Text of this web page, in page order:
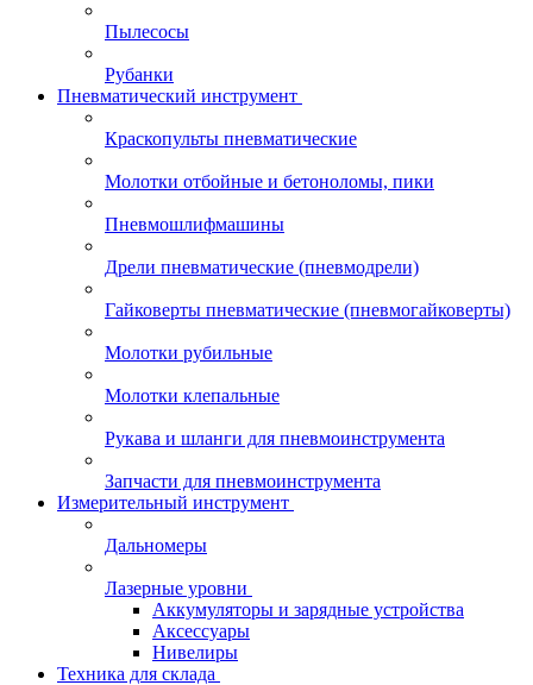
Пылесосы
Рубанки
Пневматический инструмент
Краскопульты пневматические
Молотки отбойные и бетоноломы, пики
Пневмошлифмашины
Дрели пневматические (пневмодрели)
Гайковерты пневматические (пневмогайковерты)
Молотки рубильные
Молотки клепальные
Рукава и шланги для пневмоинструмента
Запчасти для пневмоинструмента
Измерительный инструмент
Дальномеры
Лазерные уровни
Аккумуляторы и зарядные устройства
Аксессуары
Нивелиры
Техника для склада